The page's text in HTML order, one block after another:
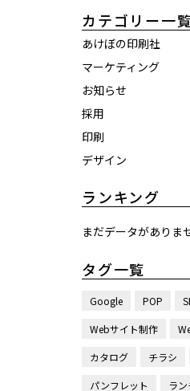
カテゴリー一
あけぼの印刷社
マーケティング
お知らせ
採用
印刷
デザイン
ランキング
まだデータがありま
タグ一覧
Google POP
Webサイト制作
カタログ チラシ
パンフレット ラ